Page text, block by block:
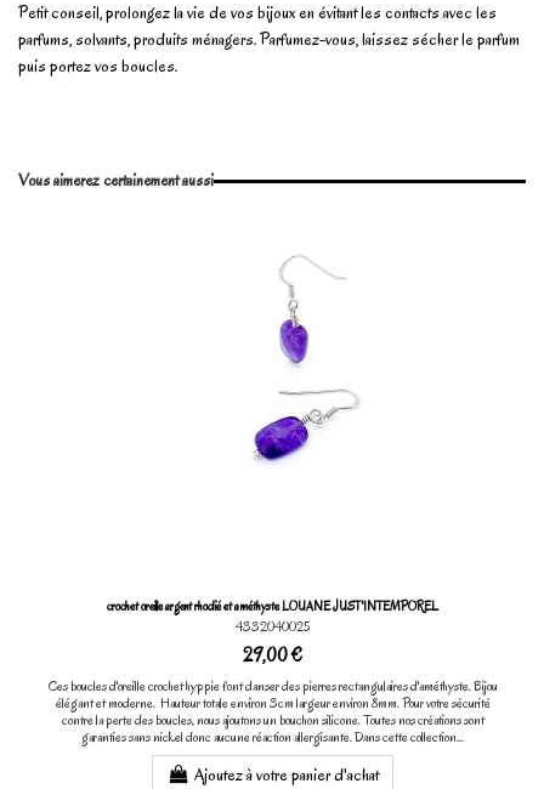
Petit conseil, prolongez la vie de vos bijoux en évitant les contacts avec les
parfums, solvants, produits ménagers. Parfumez-vous, laissez sécher le parfum
puis portez vos boucles.
Marque
Vous aimerez certainement aussi
crochet oreille argent rhodié et améthyste LOUANE JUST'INTEMPOREL
4332040025
29,00 €
Ces boucles d'oreille crochet hyppie font danser des pierres rectangulaires d'améthyste. Bijou
élégant et moderne. Hauteur totale environ 3cm largeur environ 8mm. Pour votre sécurité
contre la perte des boucles, nous ajoutons un bouchon silicone. Toutes nos créations sont
garanties sans nickel donc aucune réaction allergisante. Dans cette collection...
Ajoutez à votre panier d'achat